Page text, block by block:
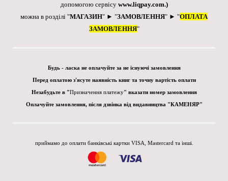
допомогою сервісу www.liqpay.com.)
можна в розділі "МАГАЗИН" ► "ЗАМОВЛЕННЯ" ► "ОПЛАТА
ЗАМОВЛЕННЯ"
Будь - ласка не оплачуйте за не існуючі замовлення
Перед оплатою з'ясуте наявність книг та точну вартість оплати
Незабудьте в "Призначення платежу" вказати номер замовлення
Оплачуйте замовлення, після дзвінка від видавництва "КАМЕНЯР"
приймамо до оплати банківські картки VISA, Mastercard та інші.